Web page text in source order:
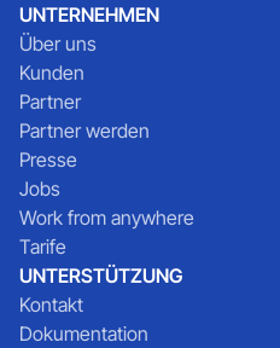
UNTERNEHMEN
Über uns
Kunden
Partner
Partner werden
Presse
Jobs
Work from anywhere
Tarife
UNTERSTÜTZUNG
Kontakt
Dokumentation